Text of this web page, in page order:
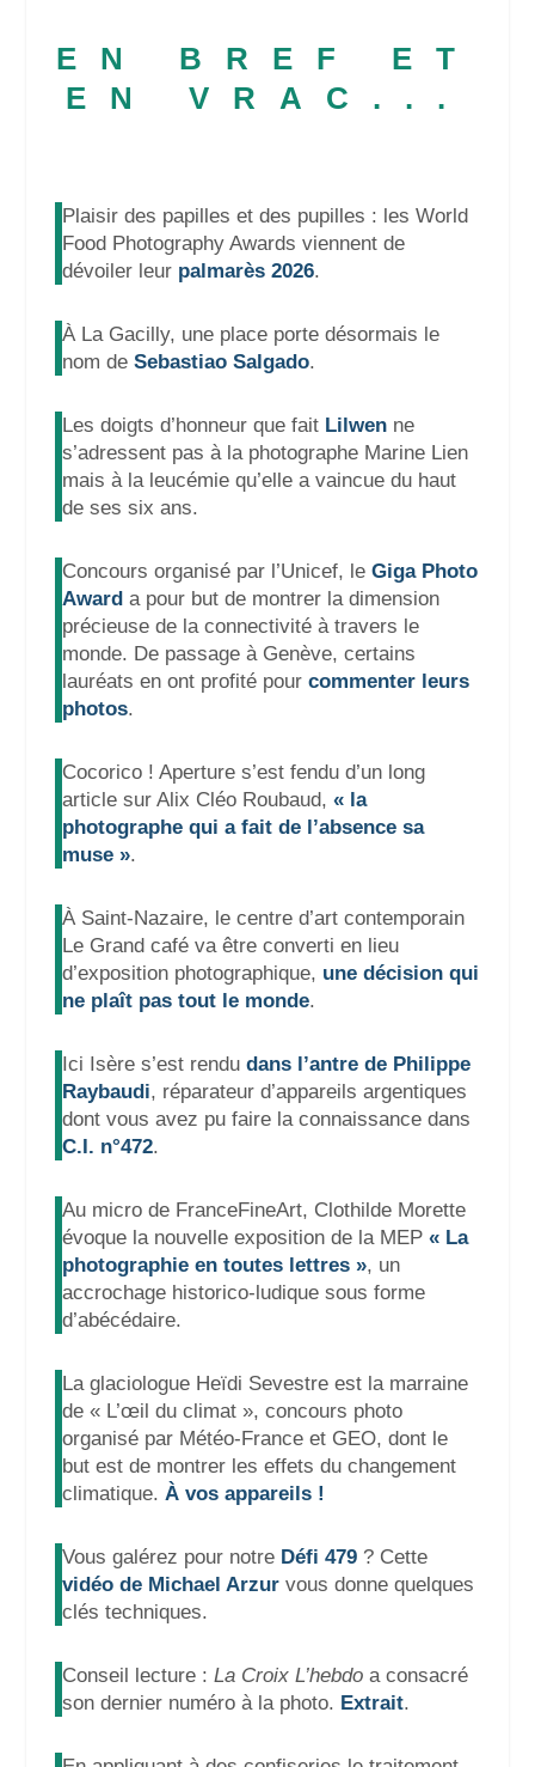
EN BREF ET
EN VRAC...
Plaisir des papilles et des pupilles : les World
Food Photography Awards viennent de
dévoiler leur palmarès 2026.
À La Gacilly, une place porte désormais le
nom de Sebastiao Salgado.
Les doigts d’honneur que fait Lilwen ne
s’adressent pas à la photographe Marine Lien
mais à la leucémie qu’elle a vaincue du haut
de ses six ans.
Concours organisé par l’Unicef, le Giga Photo
Awarda pour but de montrer la dimension
précieuse de la connectivité à travers le
monde. De passage à Genève, certains
lauréats en ont profité pour commenter leurs
photos.
Cocorico ! Aperture s’est fendu d’un long
article sur Alix Cléo Roubaud, « la
photographe qui a fait de l’absence sa
muse ».
À Saint-Nazaire, le centre d’art contemporain
Le Grand café va être converti en lieu
d’exposition photographique, une décision qui
ne plaît pas tout le monde.
Ici Isère s’est rendu dans l’antre de Philippe
Raybaudi, réparateur d’appareils argentiques
dont vous avez pu faire la connaissance dans
C.I. n°472.
Au micro de FranceFineArt, Clothilde Morette
évoque la nouvelle exposition de la MEP « La
photographie en toutes lettres », un
accrochage historico-ludique sous forme
d’abécédaire.
La glaciologue Heïdi Sevestre est la marraine
de « L’œil du climat », concours photo
organisé par Météo-France et GEO, dont le
but est de montrer les effets du changement
climatique. À vos appareils !
Vous galérez pour notre Défi 479? Cette
vidéo de Michael Arzurvous donne quelques
clés techniques.
Conseil lecture : La Croix L’hebdoa consacré
son dernier numéro à la photo. Extrait.